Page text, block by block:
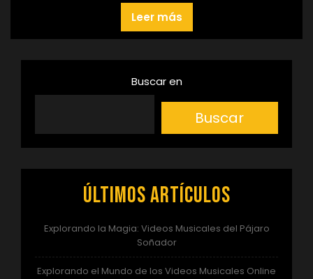
Leer más
Buscar en
Buscar
Últimos artículos
Explorando la Magia: Videos Musicales del Pájaro
Soñador
Explorando el Mundo de los Videos Musicales Online